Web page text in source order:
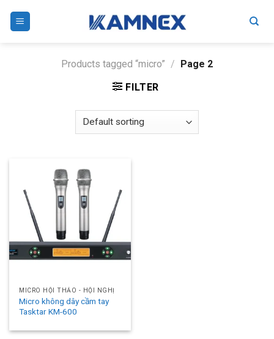
Products tagged “micro” / Page 2
FILTER
MICRO HỘI THẢO - HỘI NGHỊ
Micro không dây cầm tay
Tasktar KM-600